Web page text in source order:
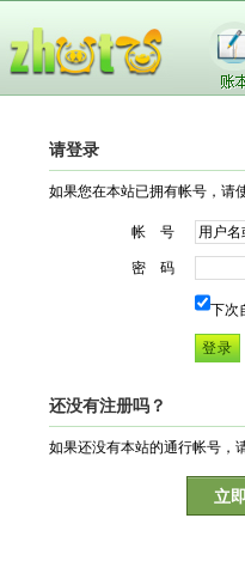
请登录
如果您在本站已拥有帐号，请
帐 号
密 码
下次
还没有注册吗？
如果还没有本站的通行帐号，
立